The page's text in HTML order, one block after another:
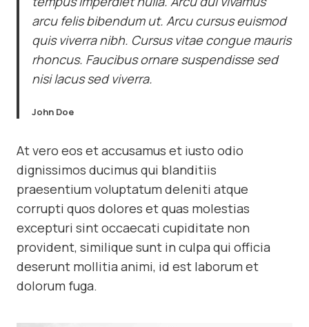
arcu felis bibendum ut. Arcu cursus euismod
quis viverra nibh. Cursus vitae congue mauris
rhoncus. Faucibus ornare suspendisse sed
nisi lacus sed viverra.
John Doe
At vero eos et accusamus et iusto odio
dignissimos ducimus qui blanditiis
praesentium voluptatum deleniti atque
corrupti quos dolores et quas molestias
excepturi sint occaecati cupiditate non
provident, similique sunt in culpa qui officia
deserunt mollitia animi, id est laborum et
dolorum fuga.